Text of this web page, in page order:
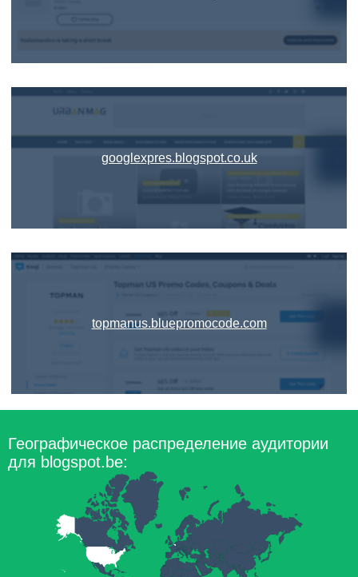
googlexpres.blogspot.co.uk
topmanus.bluepromocode.com
Географическое распределение аудитории
для blogspot.be: